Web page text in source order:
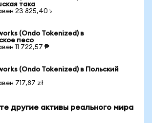
така
23 825,40 ৳
(Ondo Tokenized) в
песо
11 722,57 ₱
(Ondo Tokenized) в Польский
717,87 zł
другие активы реального мира